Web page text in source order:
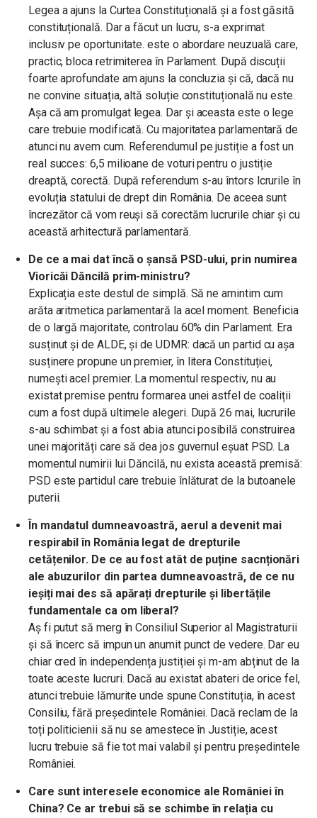
Legea a ajuns la Curtea Constituțională și a fost găsită
constituțională. Dar a făcut un lucru, s-a exprimat
inclusiv pe oportunitate. este o abordare neuzuală care,
practic, bloca retrimiterea în Parlament. După discuții
foarte aprofundate am ajuns la concluzia și că, dacă nu
ne convine situația, altă soluție constituțională nu este.
Așa că am promulgat legea. Dar și aceasta este o lege
care trebuie modificată. Cu majoritatea parlamentară de
atunci nu avem cum. Referendumul pe justiție a fost un
real succes: 6,5 milioane de voturi pentru o justiție
dreaptă, corectă. După referendum s-au întors lcrurile în
evoluția statului de drept din România. De aceea sunt
încrezător că vom reuși să corectăm lucrurile chiar și cu
această arhitectură parlamentară.
De ce a mai dat încă o șansă PSD-ului, prin numirea
Vioricăi Dăncilă prim-ministru?
Explicația este destul de simplă. Să ne amintim cum
arăta aritmetica parlamentară la acel moment. Beneficia
de o largă majoritate, controlau 60% din Parlament. Era
susținut și de ALDE, și de UDMR: dacă un partid cu așa
susținere propune un premier, în litera Constituției,
numești acel premier. La momentul respectiv, nu au
existat premise pentru formarea unei astfel de coaliții
cum a fost după ultimele alegeri. După 26 mai, lucrurile
s-au schimbat și a fost abia atunci posibilă construirea
unei majorități care să dea jos guvernul eșuat PSD. La
momentul numirii lui Dăncilă, nu exista această premisă:
PSD este partidul care trebuie înlăturat de la butoanele
puterii.
În mandatul dumneavoastră, aerul a devenit mai
respirabil în România legat de drepturile
cetățenilor. De ce au fost atât de puține sacnționări
ale abuzurilor din partea dumneavoastră, de ce nu
ieșiți mai des să apărați drepturile și libertățile
fundamentale ca om liberal?
Aș fi putut să merg în Consiliul Superior al Magistraturii
și să încerc să impun un anumit punct de vedere. Dar eu
chiar cred în independența justiției și m-am abținut de la
toate aceste lucruri. Dacă au existat abateri de orice fel,
atunci trebuie lămurite unde spune Constituția, în acest
Consiliu, fără președintele României. Dacă reclam de la
toți politicienii să nu se amestece în Justiție, acest
lucru trebuie să fie tot mai valabil și pentru președintele
României.
Care sunt interesele economice ale României în
China? Ce ar trebui să se schimbe în relația cu